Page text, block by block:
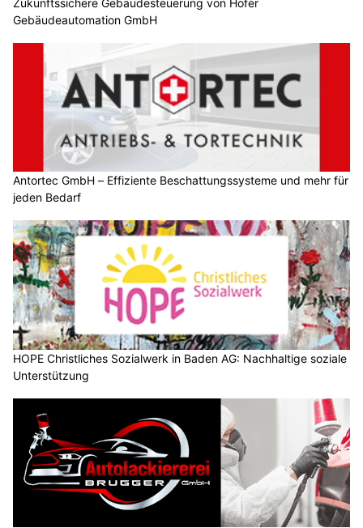
Zukunftssichere Gebäudesteuerung von Hofer
Gebäudeautomation GmbH
Antortec GmbH – Effiziente Beschattungssysteme und mehr für
jeden Bedarf
HOPE Christliches Sozialwerk in Baden AG: Nachhaltige soziale
Unterstützung